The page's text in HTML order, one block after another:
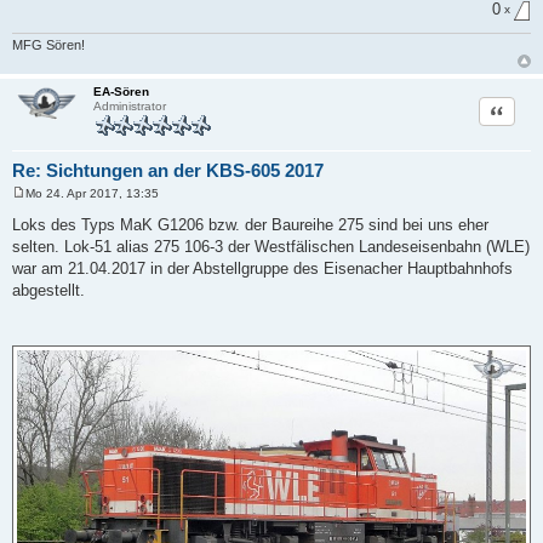
0 x
MFG Sören!
EA-Sören
Administrator
Re: Sichtungen an der KBS-605 2017
Zitat
e
i
t
r
a
g
Mo 24. Apr 2017, 13:35
Loks des Typs MaK G1206 bzw. der Baureihe 275 sind bei uns eher
selten. Lok-51 alias 275 106-3 der Westfälischen Landeseisenbahn (WLE)
war am 21.04.2017 in der Abstellgruppe des Eisenacher Hauptbahnhofs
abgestellt.